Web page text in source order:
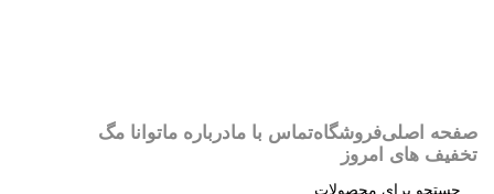
صفحه اصلیفروشگاهتماس با مادرباره ماتوانا مگ
تخفیف های امروز